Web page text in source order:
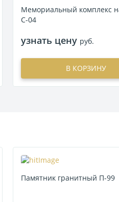
Мемориальный комплекс
С-04
узнать цену руб.
В КОРЗИНУ
Памятник гранитный П-99